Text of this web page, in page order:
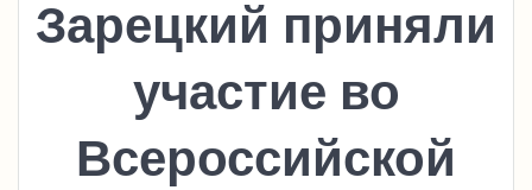
Зарецкий приняли
участие во
Всероссийской